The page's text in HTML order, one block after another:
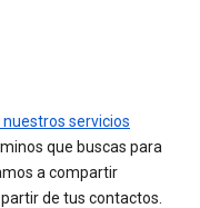
servicios
que buscas para
a compartir
de tus contactos.